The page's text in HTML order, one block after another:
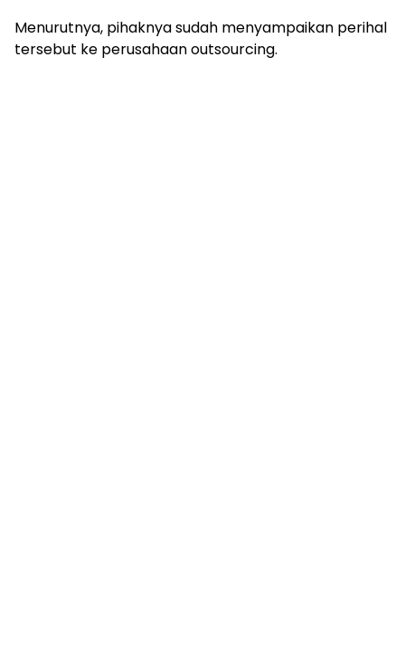
Menurutnya, pihaknya sudah menyampaikan perihal
tersebut ke perusahaan outsourcing.